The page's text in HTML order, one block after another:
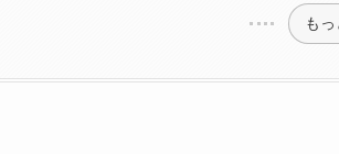
も